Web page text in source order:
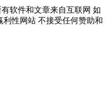
有软件和文章来自互联网 如
性网站 不接受任何赞助和